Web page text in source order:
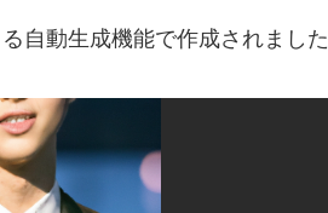
自動生成機能で作成されました